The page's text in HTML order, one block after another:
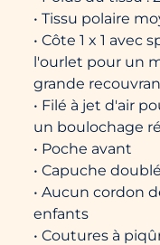
• Tissu polaire
• Côte 1 x 1 avec
l'ourlet pour un
grande
• Filé à jet d'air
un boulochage
• Poche avant
• Capuche
• Aucun cordon
enfants
• Coutures à